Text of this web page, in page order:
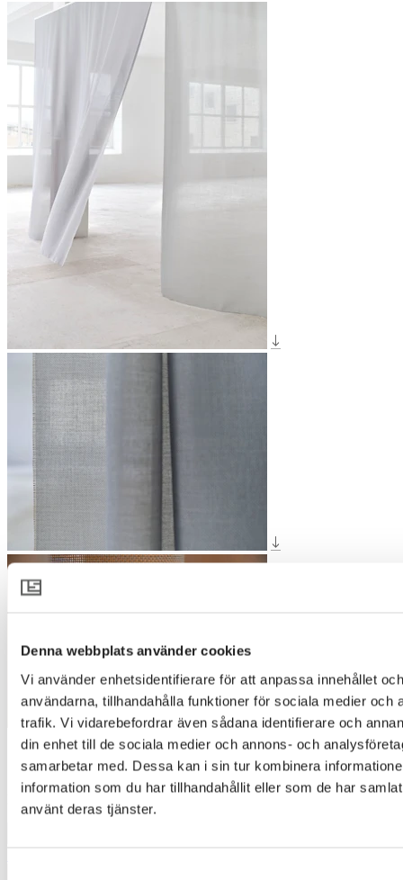
Denna webbplats använder cookies
Vi använder enhetsidentifierare för att anpassa innehållet
användarna, tillhandahålla funktioner för sociala medier och
trafik. Vi vidarebefordrar även sådana identifierare och
din enhet till de sociala medier och annons- och
samarbetar med. Dessa kan i sin tur kombinera
information som du har tillhandahållit eller som de har
använt deras tjänster.
SALT 4411